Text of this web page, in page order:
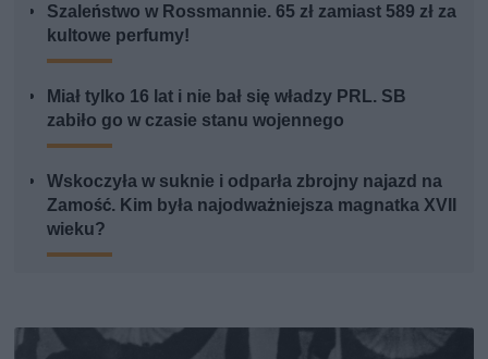
Szaleństwo w Rossmannie. 65 zł zamiast 589 zł za
kultowe perfumy!
Miał tylko 16 lat i nie bał się władzy PRL. SB
zabiło go w czasie stanu wojennego
Wskoczyła w suknie i odparła zbrojny najazd na
Zamość. Kim była najodważniejsza magnatka XVII
wieku?